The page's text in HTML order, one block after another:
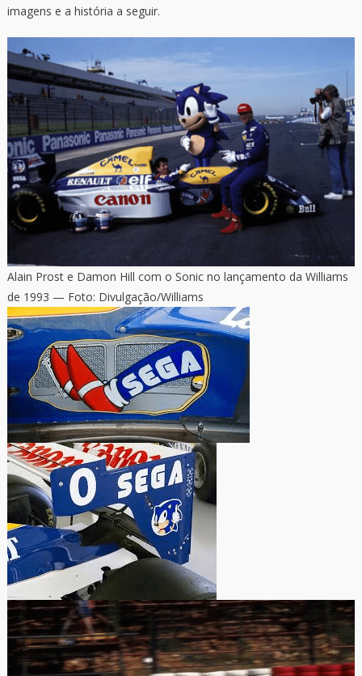
imagens e a história a seguir.
Alain Prost e Damon Hill com o Sonic no lançamento da Williams
de 1993 — Foto: Divulgação/Williams